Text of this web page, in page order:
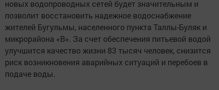
новых водопроводных сетей будет значительным и
позволит восстановить надежное водоснабжение
жителей Бугульмы, населенного пункта Таллы-Буляк и
микрорайона «В». За счет обеспечения питьевой водой
улучшится качество жизни 83 тысяч человек, снизится
риск возникновения аварийных ситуаций и перебоев в
подаче воды.